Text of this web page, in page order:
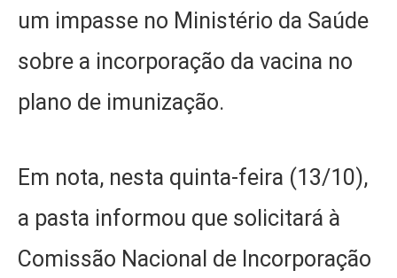
um impasse no Ministério da Saúde
sobre a incorporação da vacina no
plano de imunização.
Em nota, nesta quinta-feira (13/10),
a pasta informou que solicitará à
Comissão Nacional de Incorporação